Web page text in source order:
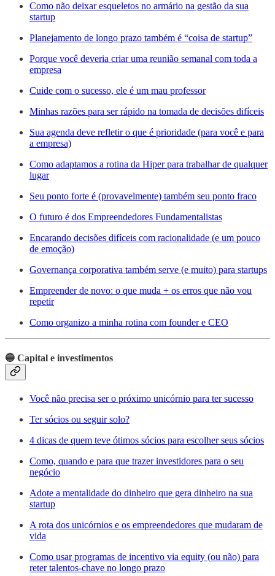
Como não deixar esqueletos no armário na gestão da sua
startup
Planejamento de longo prazo também é “coisa de startup”​
Porque você deveria criar uma reunião semanal com toda a
empresa
Cuide com o sucesso, ele é um mau professor
Minhas razões para ser rápido na tomada de decisões difíceis
Sua agenda deve refletir o que é prioridade (para você e para
a empresa)
Como adaptamos a rotina da Hiper para trabalhar de qualquer
lugar
Seu ponto forte é (provavelmente) também seu ponto fraco
O futuro é dos Empreendedores Fundamentalistas
Encarando decisões difíceis com racionalidade (e um pouco
de emoção)
Governança corporativa também serve (e muito) para startups
Empreender de novo: o que muda + os erros que não vou
repetir
Como organizo a minha rotina com founder e CEO
🔵 Capital e investimentos
Você não precisa ser o próximo unicórnio para ter sucesso
Ter sócios ou seguir solo?
4 dicas de quem teve ótimos sócios para escolher seus sócios
Como, quando e para que trazer investidores para o seu
negócio
Adote a mentalidade do dinheiro que gera dinheiro na sua
startup
A rota dos unicórnios e os empreendedores que mudaram de
vida
Como usar programas de incentivo via equity (ou não) para
reter talentos-chave no longo prazo